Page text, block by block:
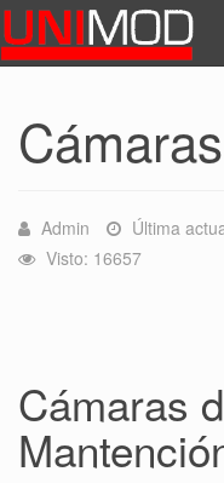
Admin
Última
Visto: 16657
Cámaras